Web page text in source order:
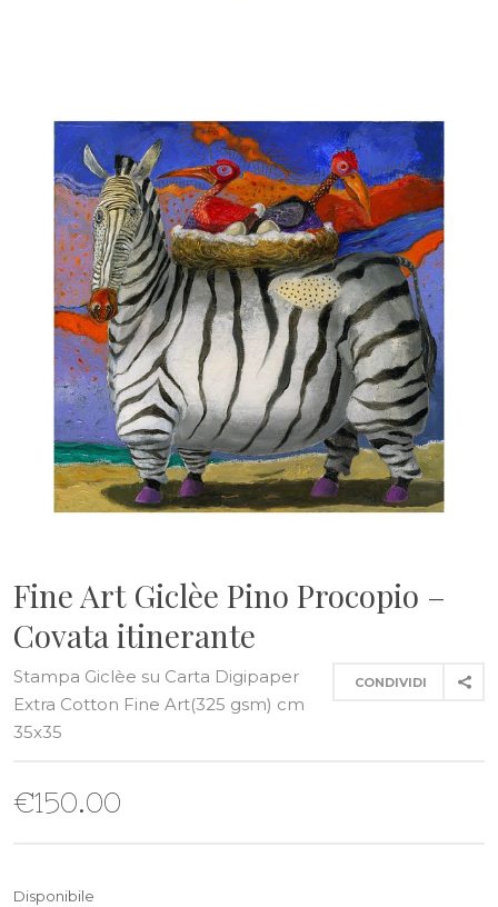
Fine Art Giclèe Pino Procopio –
Covata itinerante
CONDIVIDI
Stampa Giclèe su Carta Digipaper
Extra Cotton Fine Art(325 gsm) cm
35x35
€150.00
Disponibile